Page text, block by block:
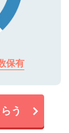
保有
う